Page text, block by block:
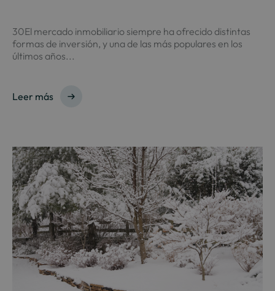
30El mercado inmobiliario siempre ha ofrecido distintas
formas de inversión, y una de las más populares en los
últimos años...
Leer más